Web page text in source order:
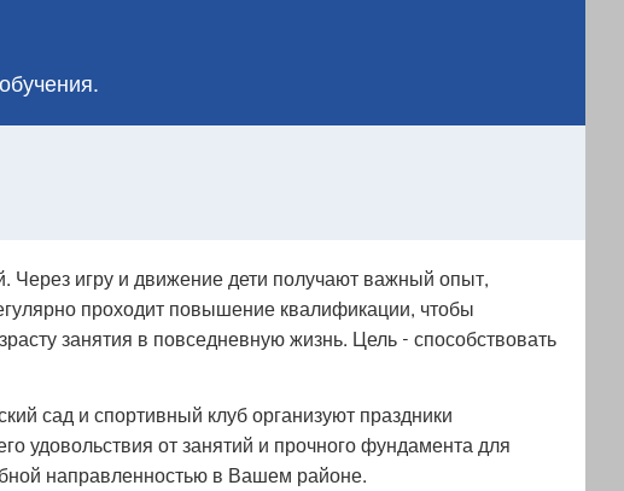
Через игру и движение дети получают важный опыт,
проходит повышение квалификации, чтобы
занятия в повседневную жизнь. Цель - способствовать
сад и спортивный клуб организуют праздники
удовольствия от занятий и прочного фундамента для
направленностью в Вашем районе.